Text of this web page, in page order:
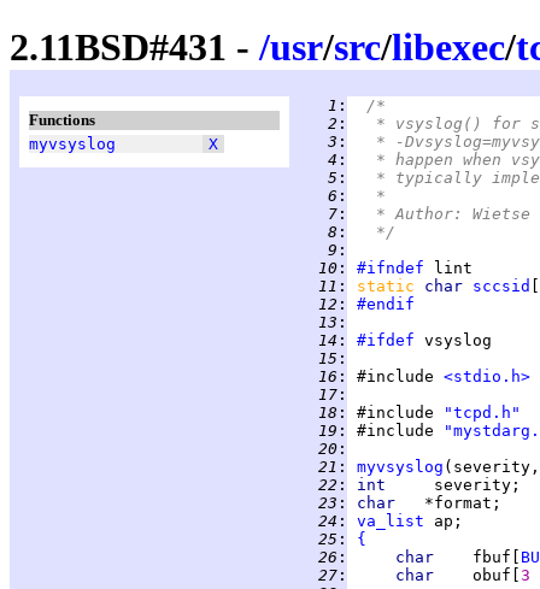
2.11BSD#431 -/usr/src/libexec/
Functions
myvsyslog
X
   1
:
/*
   2
:
* vsyslog() for
   3
:
* -
   4
:
* happen when
   5
:
* typically
   6
:
  *
   7
:
* Author: Wietse
   8
:
  */
   9
:
  10
: #ifndef
  11
: static char sccsid
  12
:
#endif
  13
:
  14
: #ifdef
  15
:
  16
: #include <stdio.h>
  17
:
  18
: #include
"tcpd.h"
  19
: #include
  20
:
  21
:
myvsyslog
  22
: int
  23
: char
  24
: va_list
  25
:
{
  26
: char fbuf[
  27
: char obuf[ 3